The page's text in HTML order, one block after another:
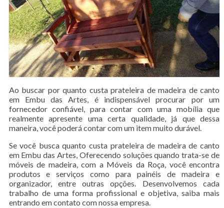
Ao buscar por quanto custa prateleira de madeira de canto
em Embu das Artes, é indispensável procurar por um
fornecedor confiável, para contar com uma mobília que
realmente apresente uma certa qualidade, já que dessa
maneira, você poderá contar com um item muito durável.
Se você busca quanto custa prateleira de madeira de canto
em Embu das Artes, Oferecendo soluções quando trata-se de
móveis de madeira, com a Móveis da Roça, você encontra
produtos e serviços como para painéis de madeira e
organizador, entre outras opções. Desenvolvemos cada
trabalho de uma forma profissional e objetiva, saiba mais
entrando em contato com nossa empresa.